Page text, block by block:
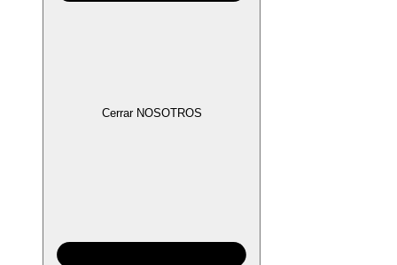
Cerrar NOSOTROS